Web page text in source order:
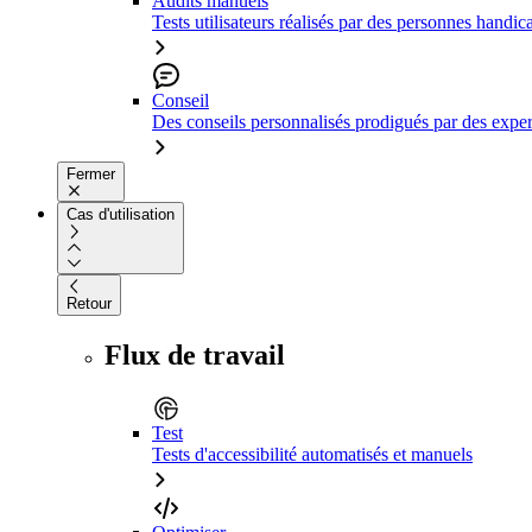
Tests utilisateurs réalisés par des personnes
Conseil
Des conseils personnalisés prodigués par des
Fermer
Cas d'utilisation
Retour
Flux de travail
Test
Tests d'accessibilité automatisés et manuels